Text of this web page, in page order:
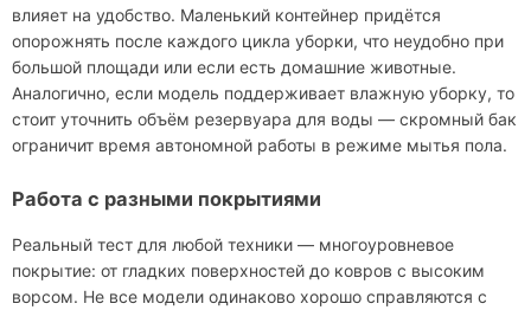
влияет на удобство. Маленький контейнер придётся
опорожнять после каждого цикла уборки, что неудобно при
большой площади или если есть домашние животные.
Аналогично, если модель поддерживает влажную уборку, то
стоит уточнить объём резервуара для воды — скромный бак
ограничит время автономной работы в режиме мытья пола.
Работа с разными покрытиями
Реальный тест для любой техники — многоуровневое
покрытие: от гладких поверхностей до ковров с высоким
ворсом. Не все модели одинаково хорошо справляются с